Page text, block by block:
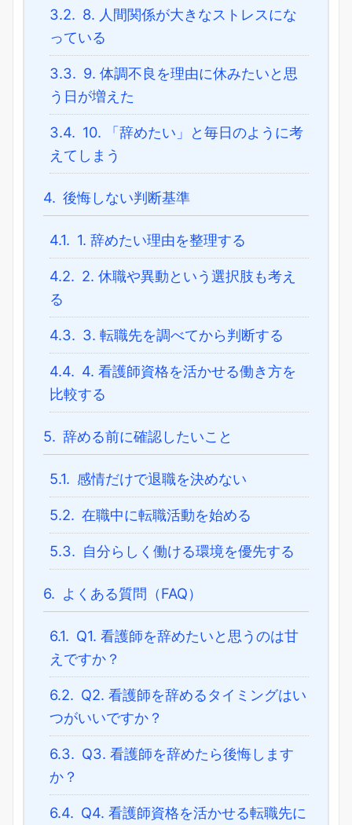
3.2. 8. 人間関係が大きなストレスにな
っている
3.3. 9. 体調不良を理由に休みたいと思
う日が増えた
3.4. 10. 「辞めたい」と毎日のように考
えてしまう
4. 後悔しない判断基準
4.1. 1. 辞めたい理由を整理する
4.2. 2. 休職や異動という選択肢も考え
る
4.3. 3. 転職先を調べてから判断する
4.4. 4. 看護師資格を活かせる働き方を
比較する
5. 辞める前に確認したいこと
5.1. 感情だけで退職を決めない
5.2. 在職中に転職活動を始める
5.3. 自分らしく働ける環境を優先する
6. よくある質問（FAQ）
6.1. Q1. 看護師を辞めたいと思うのは甘
えですか？
6.2. Q2. 看護師を辞めるタイミングはい
つがいいですか？
6.3. Q3. 看護師を辞めたら後悔します
か？
6.4. Q4. 看護師資格を活かせる転職先に